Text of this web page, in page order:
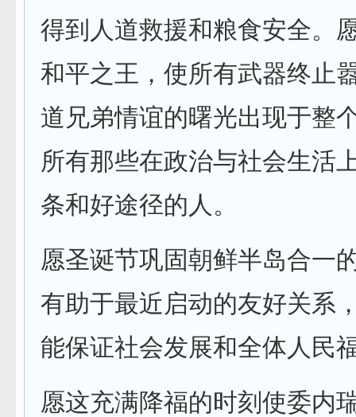
得到人道救援和粮食安全。
和平之王，使所有武器终止
道兄弟情谊的曙光出现于整
所有那些在政治与社会生活
条和好途径的人。
愿圣诞节巩固朝鲜半岛合一
有助于最近启动的友好关系
能保证社会发展和全体人民
愿这充满降福的时刻使委内